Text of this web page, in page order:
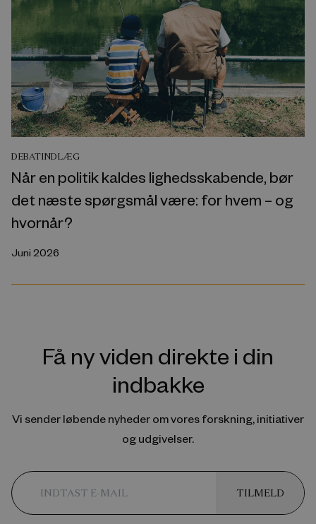
DEBATINDLÆG
Når en politik kaldes lighedsskabende, bør
det næste spørgsmål være: for hvem – og
hvornår?
Juni 2026
Få ny viden direkte i din
indbakke
Vi sender løbende nyheder om vores forskning, initiativer
og udgivelser.
TILMELD